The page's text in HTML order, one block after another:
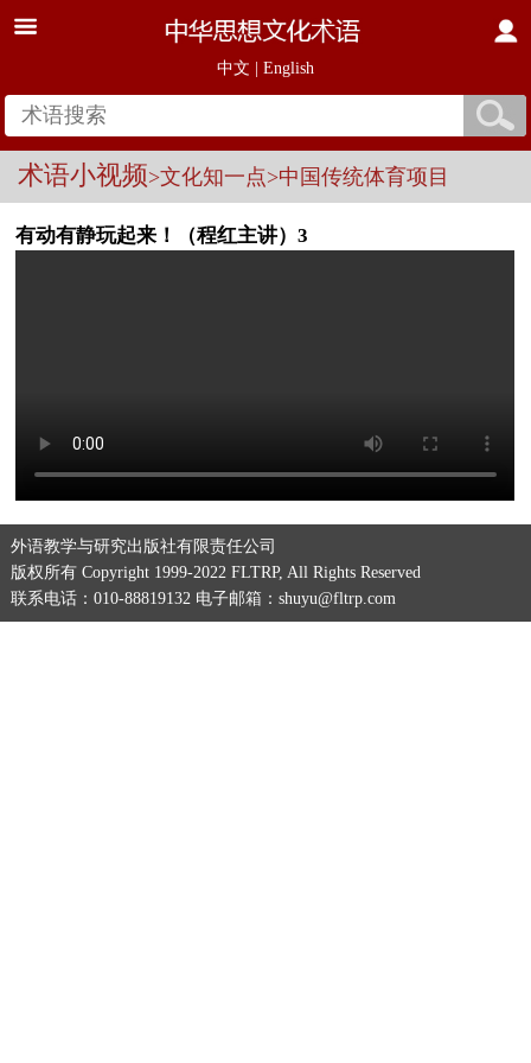
中文 English
术语小视频>文化知一点>中国传统体育项目
有动有静玩起来！（程红主讲）3
外语教学与研究出版社有限责任公司
版权所有 Copyright 1999-2022 FLTRP, All Rights Reserved
联系电话：010-88819132 电子邮箱：shuyu@fltrp.com